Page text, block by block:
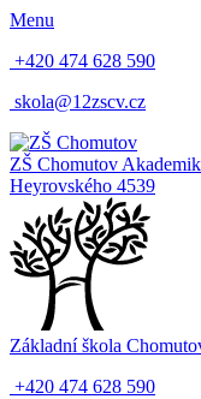
Menu
+420 474 628 590
skola@12zscv.cz
ZŠ Chomutov
Heyrovského 4539
Základní škola
+420 474 628 590